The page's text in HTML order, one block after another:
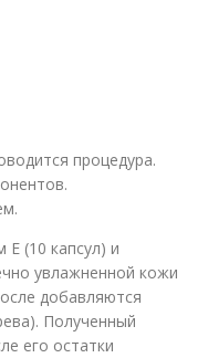
процедура.
(10 капсул) и
увлажненной кожи
добавляются
Полученный
его остатки